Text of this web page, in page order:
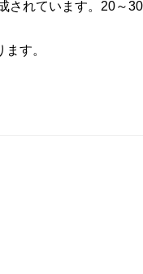
されています。20～
す。